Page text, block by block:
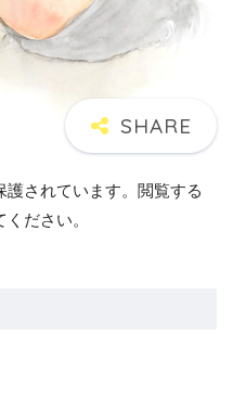
されています。閲覧する
ださい。